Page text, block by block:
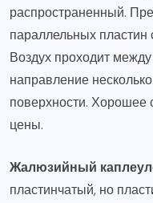
распространенный.
параллельных пластин
Воздух проходит
направление
поверхности. Хорошее
цены.
Жалюзийный
пластинчатый, но